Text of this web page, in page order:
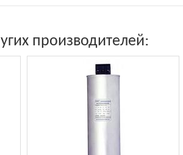
производителей: